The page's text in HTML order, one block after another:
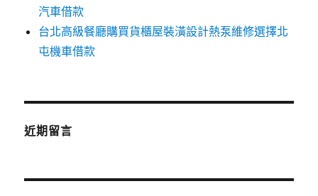
汽車借款
台北高級餐廳購買貨櫃屋裝潢設計熱泵維修選擇北
屯機車借款
近期留言